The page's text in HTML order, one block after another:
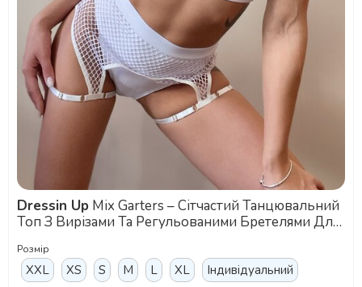
Dressin Up
Топ З Вирізами Та Регульованими Бретелями Для
Розмір
XXL XS S M L XL Індивідуальний